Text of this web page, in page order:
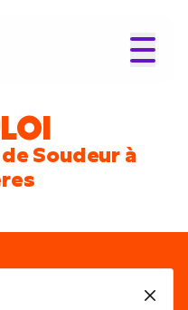
Soudeur à